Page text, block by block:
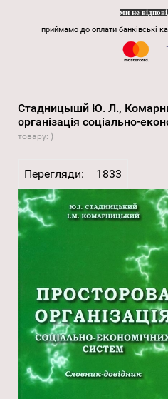
ми не
приймамо до оплати банківські
Стадницышй Ю. Л.,
організація соціально-
товару: )
Перегляди: 1833